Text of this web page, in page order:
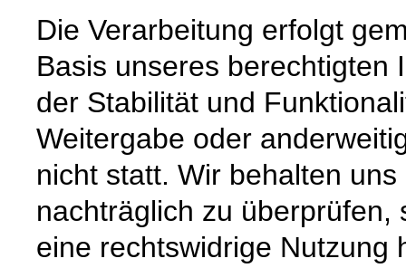
Die Verarbeitung erfolgt
Basis unseres berechtigten
der Stabilität und
Weitergabe oder
nicht statt. Wir behalten
nachträglich zu überprüfen,
eine rechtswidrige Nutzung